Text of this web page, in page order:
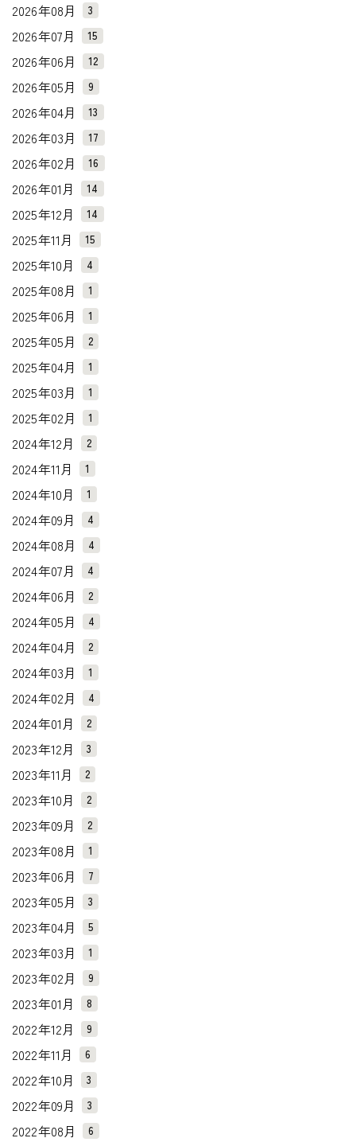
2026年08月 3
2026年07月 15
2026年06月 12
2026年05月 9
2026年04月 13
2026年03月 17
2026年02月 16
2026年01月 14
2025年12月 14
2025年11月 15
2025年10月 4
2025年08月 1
2025年06月 1
2025年05月 2
2025年04月 1
2025年03月 1
2025年02月 1
2024年12月 2
2024年11月 1
2024年10月 1
2024年09月 4
2024年08月 4
2024年07月 4
2024年06月 2
2024年05月 4
2024年04月 2
2024年03月 1
2024年02月 4
2024年01月 2
2023年12月 3
2023年11月 2
2023年10月 2
2023年09月 2
2023年08月 1
2023年06月 7
2023年05月 3
2023年04月 5
2023年03月 1
2023年02月 9
2023年01月 8
2022年12月 9
2022年11月 6
2022年10月 3
2022年09月 3
2022年08月 6